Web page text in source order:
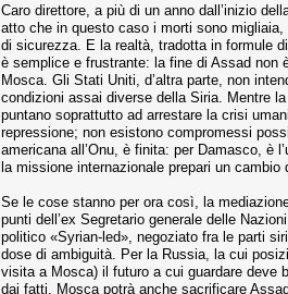
Caro direttore, a più di un anno dall’inizio
atto che in questo caso i morti sono
di sicurezza. E la realtà, tradotta in formule
è semplice e frustrante: la fine di Assad non
Mosca. Gli Stati Uniti, d’altra parte, non
condizioni assai diverse della Siria. Mentre
puntano soprattutto ad arrestare la crisi
repressione; non esistono compromessi
americana all’Onu, è finita: per Damasco, è
la missione internazionale prepari un
Se le cose stanno per ora così, la
punti dell’ex Segretario generale delle
politico «Syrian-led», negoziato fra le parti
dose di ambiguità. Per la Russia, la cui
visita a Mosca) il futuro a cui guardare deve
dai fatti, Mosca potrà anche sacrificare